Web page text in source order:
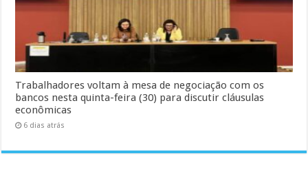
Trabalhadores voltam à mesa de negociação com os
bancos nesta quinta-feira (30) para discutir cláusulas
econômicas
6 dias atrás